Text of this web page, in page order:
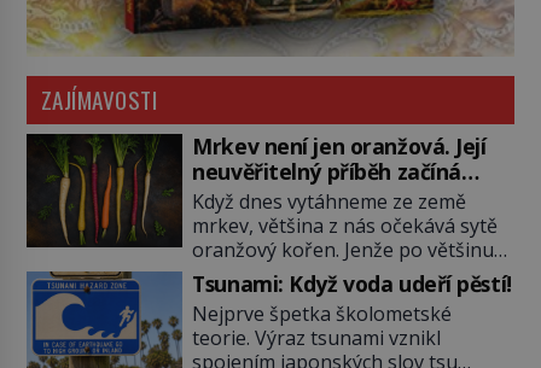
ZAJÍMAVOSTI
Mrkev není jen oranžová. Její
neuvěřitelný příběh začíná
fialovou barvou
Když dnes vytáhneme ze země
mrkev, většina z nás očekává sytě
oranžový kořen. Jenže po většinu
své historie je mrkev všechno
možné, jen ne oranžová. Je fialová,
žlutá, bílá, někdy dokonce téměř
černá. Až díky stovkám let
Tsunami: Když voda udeří pěstí!
Nejprve špetka školometské
teorie. Výraz tsunami vznikl
spojením japonských slov tsu